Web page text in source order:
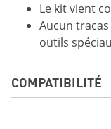
Le kit vient
Aucun
outils
COMPATIBILITÉ